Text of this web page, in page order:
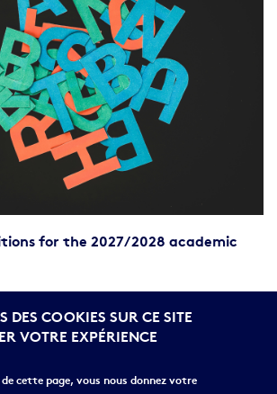
for the 2027/2028 academic
Tours): 2
DES COOKIES SUR CE SITE
VOTRE EXPÉRIENCE
cette page, vous nous donnez votre